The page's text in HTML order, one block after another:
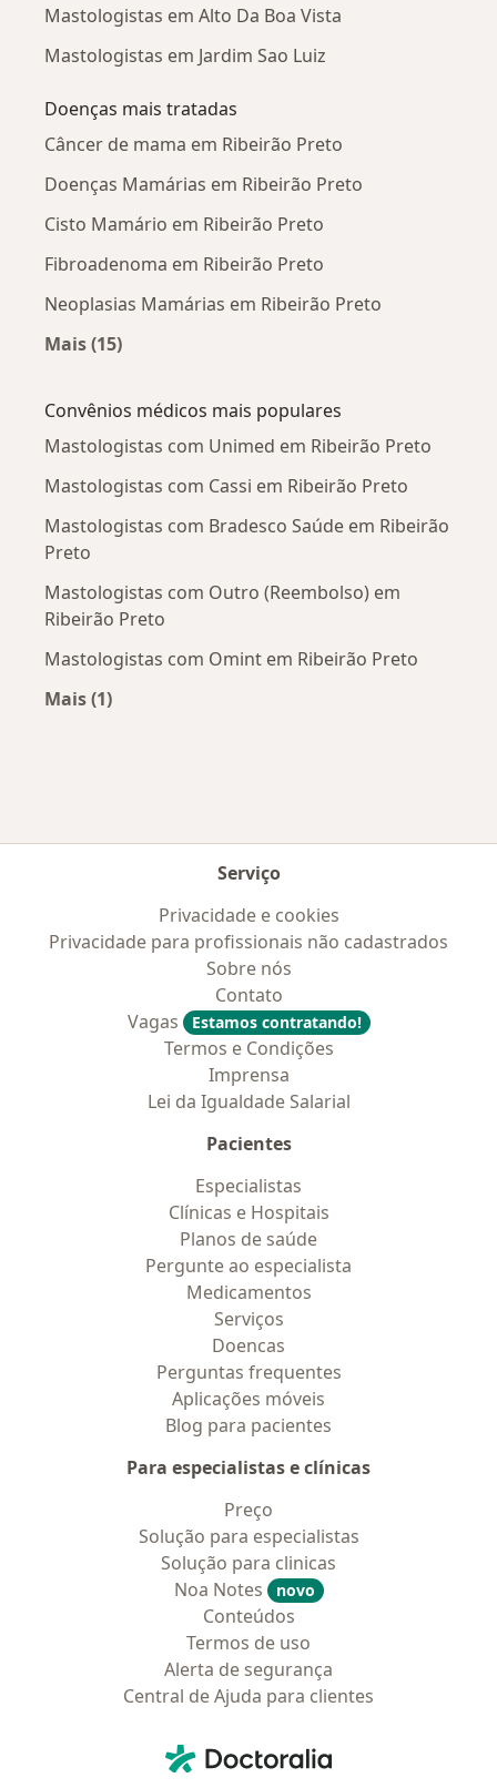
Mastologistas em Alto Da Boa Vista
Mastologistas em Jardim Sao Luiz
Doenças mais tratadas
Câncer de mama em Ribeirão Preto
Doenças Mamárias em Ribeirão Preto
Cisto Mamário em Ribeirão Preto
Fibroadenoma em Ribeirão Preto
Neoplasias Mamárias em Ribeirão Preto
Mais (15)
Convênios médicos mais populares
Mastologistas com Unimed em Ribeirão Preto
Mastologistas com Cassi em Ribeirão Preto
Mastologistas com Bradesco Saúde em Ribeirão
Preto
Mastologistas com Outro (Reembolso) em
Ribeirão Preto
Mastologistas com Omint em Ribeirão Preto
Mais (1)
Serviço
Privacidade e cookies
Privacidade para profissionais não cadastrados
Sobre nós
Contato
Vagas
Estamos contratando!
Termos e Condições
Imprensa
Lei da Igualdade Salarial
Pacientes
Especialistas
Clínicas e Hospitais
Planos de saúde
Pergunte ao especialista
Medicamentos
Serviços
Doencas
Perguntas frequentes
Aplicações móveis
Blog para pacientes
Para especialistas e clínicas
Preço
Solução para especialistas
Solução para clinicas
Noa Notes
novo
Conteúdos
Termos de uso
Alerta de segurança
Central de Ajuda para clientes
Doctoralia - Homepage